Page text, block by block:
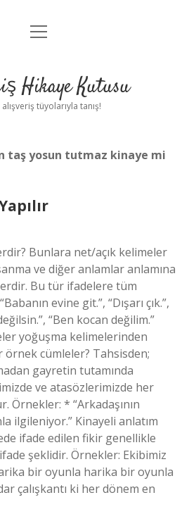
Anasayfa
Yasal Uyarı
menüyü
Hikaye Kutusu
tüyolarıyla tanış!
taş yosun tutmaz kinaye mi
Bunlara net/açık kelimeler
ve diğer anlamlar anlamına
Bu tür ifadelere tüm
evine git.”, “Dışarı çık.”,
“Ben kocan değilim.”
yoğuşma kelimelerinden
örnek cümleler? Tahsisden;
gayretin tutamında
ve atasözlerimizde her
Örnekler: * “Arkadaşının
ilgileniyor.” Kinayeli anlatım
ifade edilen fikir genellikle
şeklidir. Örnekler: Ekibimiz
bir oyunla harika bir oyunla
çalışkantı ki her dönem en